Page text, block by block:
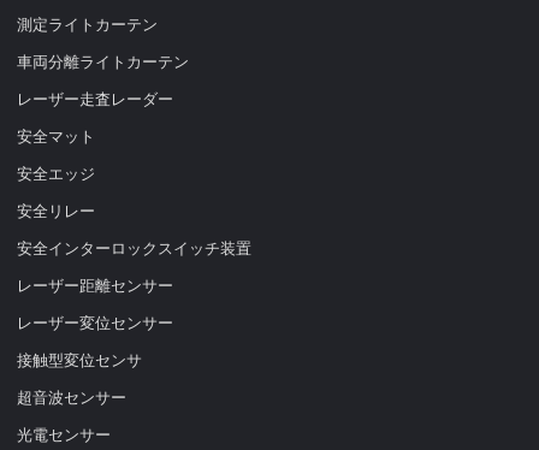
測定ライトカーテン
車両分離ライトカーテン
レーザー走査レーダー
安全マット
安全エッジ
安全リレー
安全インターロックスイッチ装置
レーザー距離センサー
レーザー変位センサー
接触型変位センサ
超音波センサー
光電センサー